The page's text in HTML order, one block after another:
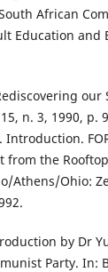
African
Education and
n. 3, 1990, p.
Introduction.
from the
Athens/Ohio:
by Dr
Party. In: